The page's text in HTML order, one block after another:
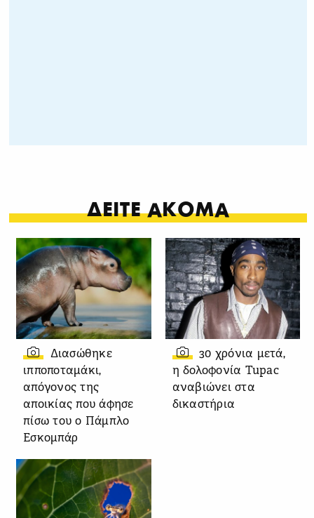
ΔΕΙΤΕ ΑΚΟΜΑ
Διασώθηκε
ιπποποταμάκι,
απόγονος της
αποικίας που άφησε
πίσω του ο Πάμπλο
Εσκομπάρ
30 χρόνια μετά,
η δολοφονία Tupac
αναβιώνει στα
δικαστήρια